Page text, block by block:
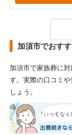
加須市でおす
加須市で家族葬に
す。実際の口コミ
しょう。